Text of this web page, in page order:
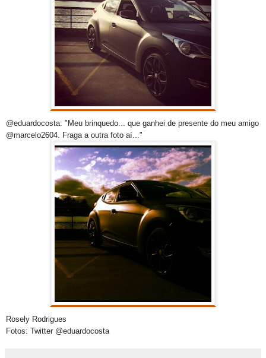
@eduardocosta: "Meu brinquedo... que ganhei de presente do meu amigo
@marcelo2604. Fraga a outra foto aí..."
Rosely Rodrigues
Fotos: Twitter @eduardocosta